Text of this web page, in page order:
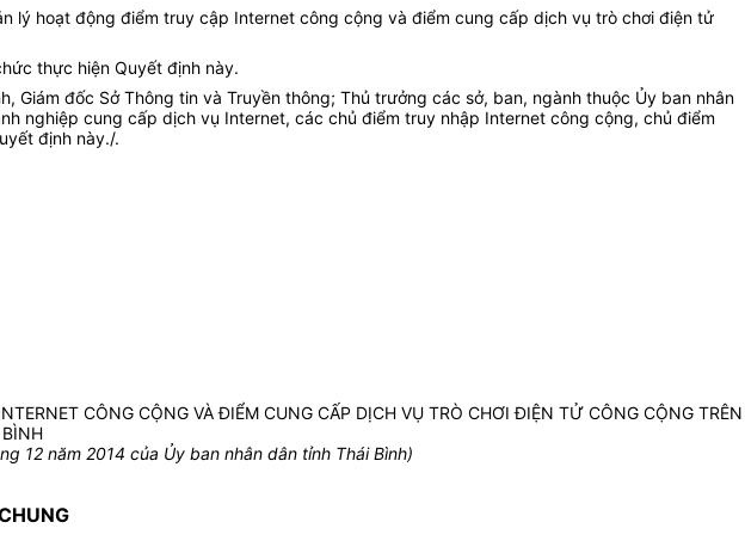
lý hoạt động điểm truy cập Internet công cộng và điểm cung cấp dịch vụ trò chơi điện tử
thực hiện Quyết định này.
Giám đốc Sở Thông tin và Truyền thông; Thủ trưởng các sở, ban, ngành thuộc Ủy ban nhân
nghiệp cung cấp dịch vụ Internet, các chủ điểm truy nhập Internet công cộng, chủ điểm
định này./.
CÔNG CỘNG VÀ ĐIỂM CUNG CẤP DỊCH VỤ TRÒ CHƠI ĐIỆN TỬ CÔNG CỘNG TRÊN
12 năm 2014 của Ủy ban nhân dân tỉnh Thái Bình)